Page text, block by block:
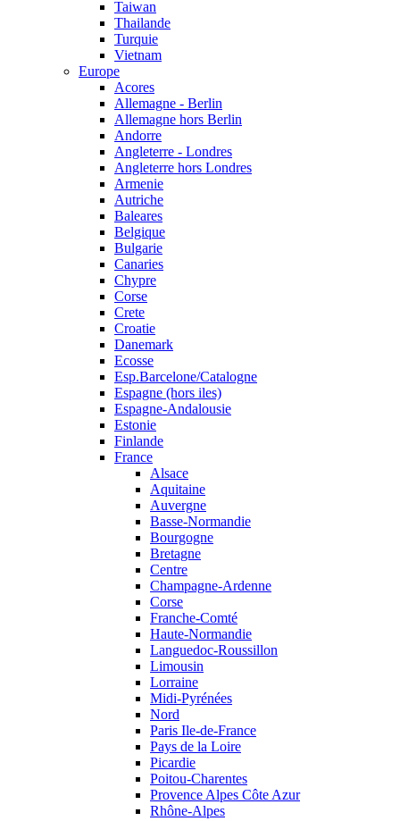
Taiwan
Thailande
Turquie
Vietnam
Europe
Acores
Allemagne - Berlin
Allemagne hors Berlin
Andorre
Angleterre - Londres
Angleterre hors Londres
Armenie
Autriche
Baleares
Belgique
Bulgarie
Canaries
Chypre
Corse
Crete
Croatie
Danemark
Ecosse
Esp.Barcelone/Catalogne
Espagne (hors iles)
Espagne-Andalousie
Estonie
Finlande
France
Alsace
Aquitaine
Auvergne
Basse-Normandie
Bourgogne
Bretagne
Centre
Champagne-Ardenne
Corse
Franche-Comté
Haute-Normandie
Languedoc-Roussillon
Limousin
Lorraine
Midi-Pyrénées
Nord
Paris Ile-de-France
Pays de la Loire
Picardie
Poitou-Charentes
Provence Alpes Côte Azur
Rhône-Alpes